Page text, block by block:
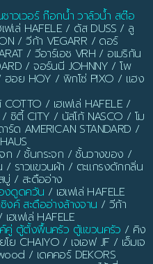
าวเวอร์ ก๊อกน้ำ วาล์วน้ำ สต๊อ
เล่ HAFELE / ดัส DUSS / ลู
/ วีก้า VEGARR / ดอร์
/ วีอาร์เอช VRH / อเมริกัน
/ จอร์นนี JOHNNY / โพ
ฮอย HOY / พิกโซ่ PIXO / แฮง
/ เฮเฟเล่ HAFELE /
ซิตี้ CITY / นัสโก้ NASCO / โม
ด AMERICAN STANDARD /
ก / ชั้นกระจก / ชั้นวางของ /
/ ราวแขวนผ้า / ตะแกรงดักกลิ่น
/ สะดืออ่าง
องดูดควัน / เฮเฟเล่ HAFELE
งค์ สะดืออ่างล้างจาน / วีก้า
ฮเฟเล่ HAFELE
คู่ ตู้ตั้งพื้นครัว ตู้แขวนครัว / คิง
ย CHAIYO / เจเอฟ JF / เอ็มเจ
/ เดคคอร์ DEKORS